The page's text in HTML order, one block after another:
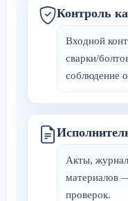
Контроль
Входной
сварки/
соблюдение
Акты,
материалов
проверок.